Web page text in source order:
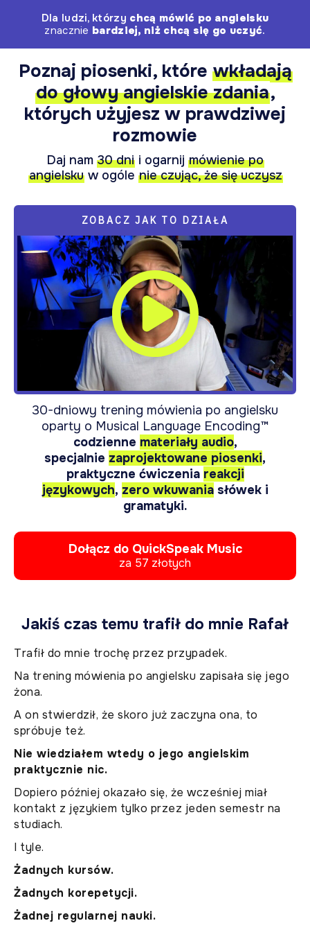
Dla ludzi, którzy chcą mówić po angielsku
znacznie bardziej, niż chcą się go uczyć.
Poznaj piosenki, które wkładają
do głowy angielskie zdania,
których użyjesz w prawdziwej
rozmowie
Daj nam 30 dnii ogarnij mówienie po
angielskuw ogóle nie czując, że się uczysz
30-dniowy trening mówienia po angielsku
oparty o Musical Language Encoding™
codzienne materiały audio,
specjalnie zaprojektowane piosenki,
praktyczne ćwiczenia reakcji
językowych, zero wkuwaniasłówek i
gramatyki.
Dołącz do QuickSpeak Music
za 57 złotych
Jakiś czas temu trafił do mnie Rafał
Trafił do mnie trochę przez przypadek.
Na trening mówienia po angielsku zapisała się jego
żona.
A on stwierdził, że skoro już zaczyna ona, to
spróbuje też.
Nie wiedziałem wtedy o jego angielskim
praktycznie nic.
Dopiero później okazało się, że wcześniej miał
kontakt z językiem tylko przez jeden semestr na
studiach.
I tyle.
Żadnych kursów.
Żadnych korepetycji.
Żadnej regularnej nauki.